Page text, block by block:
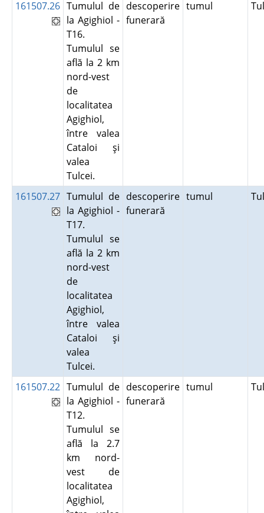
161507.26 Tumulul de
la Agighiol -
T16.
Tumulul se
află la 2 km
nord-vest
de
localitatea
Agighiol,
între valea
Cataloi şi
valea
Tulcei.
descoperire
funerară
tumul
161507.27 Tumulul de
la Agighiol -
T17.
Tumulul se
află la 2 km
nord-vest
de
localitatea
Agighiol,
între valea
Cataloi şi
valea
Tulcei.
descoperire
funerară
tumul
161507.22 Tumulul de
la Agighiol -
T12.
Tumulul se
află la 2.7
km nord-
vest de
localitatea
Agighiol,
descoperire
funerară
tumul